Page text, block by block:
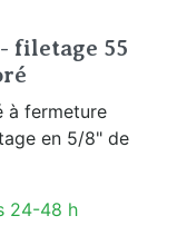
filetage 55
à fermeture
en 5/8" de
24-48 h